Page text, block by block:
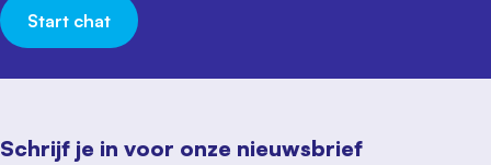
Schrijf je in voor onze nieuwsbrief
Start chat